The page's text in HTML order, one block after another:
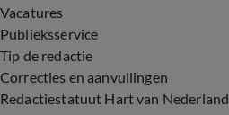
Vacatures
Publieksservice
Tip de redactie
Correcties en aanvullingen
Redactiestatuut Hart van Nederland